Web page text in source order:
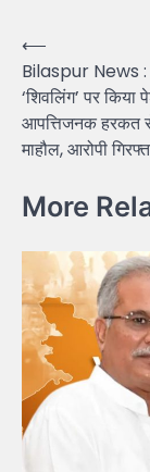
Post
navigation
⟵
Bilaspur News :
‘शिवलिंग’ पर किया
आपत्तिजनक हरकत
माहौल, आरोपी
More